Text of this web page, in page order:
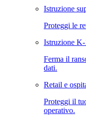
Istruzione
Proteggi le
Istruzione K-
Ferma il
dati.
Retail e
Proteggi il
operativo.